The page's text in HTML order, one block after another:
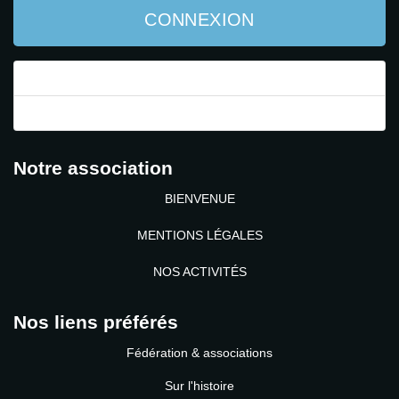
CONNEXION
Notre association
BIENVENUE
MENTIONS LÉGALES
NOS ACTIVITÉS
Nos liens préférés
Fédération & associations
Sur l'histoire